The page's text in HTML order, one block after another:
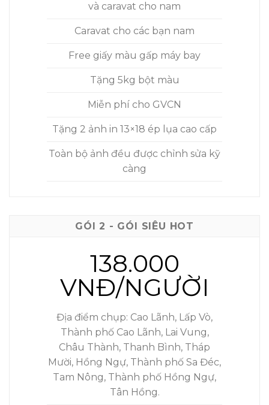
và caravat cho nam
Caravat cho các bạn nam
Free giấy màu gấp máy bay
Tặng 5kg bột màu
Miễn phí cho GVCN
Tặng 2 ảnh in 13×18 ép lụa cao cấp
Toàn bộ ảnh đều được chỉnh sửa kỹ
càng
GÓI 2 - GÓI SIÊU HOT
138.000
VNĐ/NGƯỜI
Địa điểm chụp: Cao Lãnh, Lấp Vò,
Thành phố Cao Lãnh, Lai Vung,
Châu Thành, Thanh Bình, Tháp
Mười, Hồng Ngự, Thành phố Sa Đéc,
Tam Nông, Thành phố Hồng Ngự,
Tân Hồng.